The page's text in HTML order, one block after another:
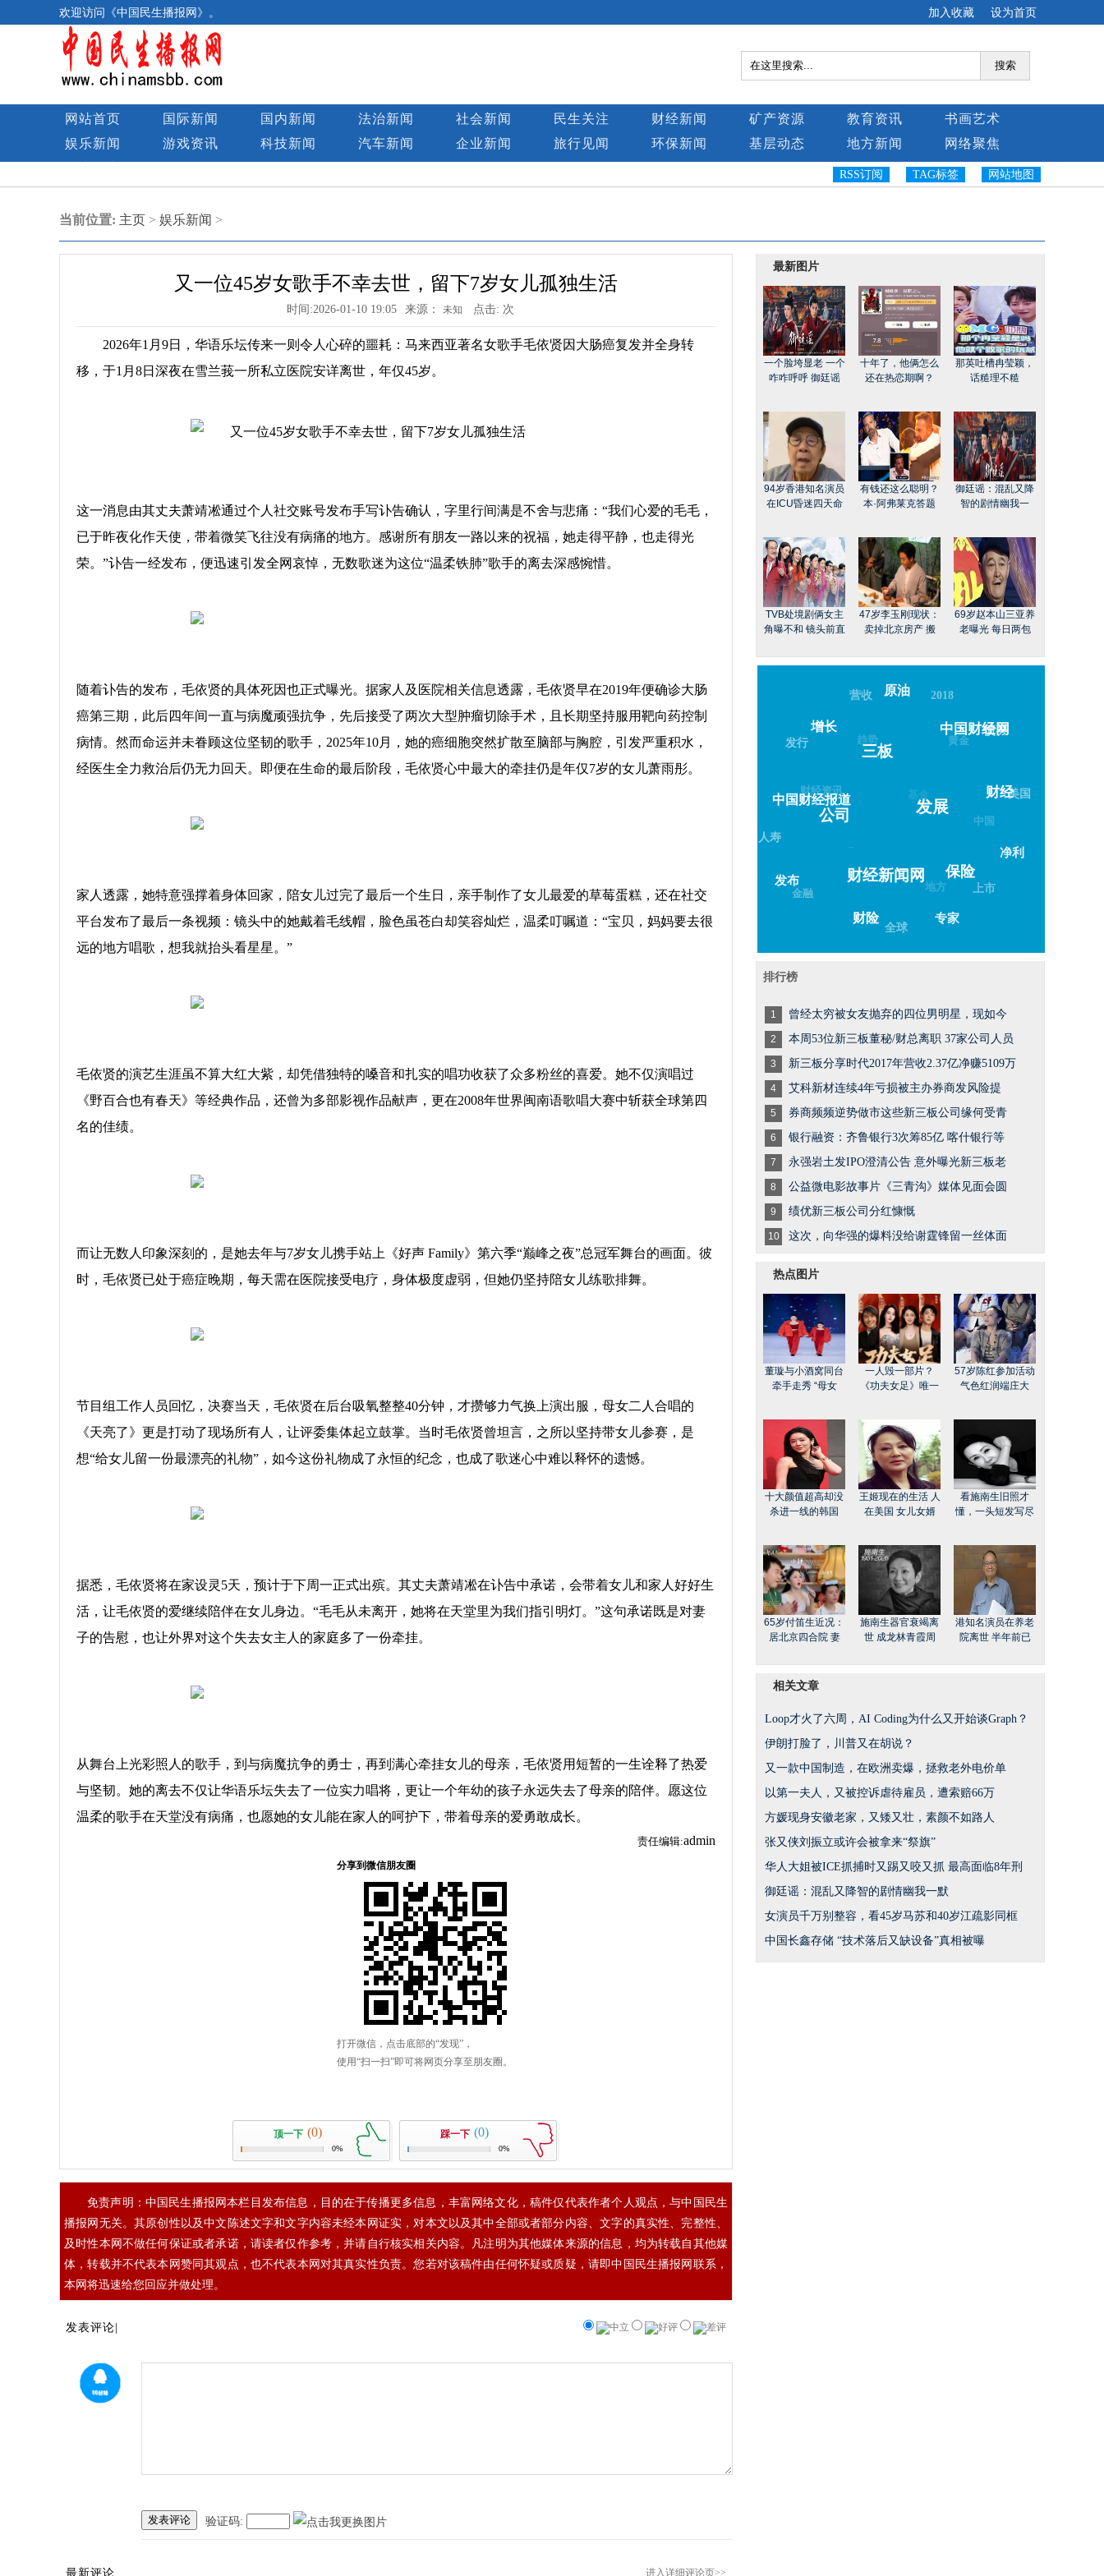
设为首页
加入收藏
欢迎访问《中国民生播报网》。
搜索
网站首页 国际新闻 国内新闻 法治新闻 社会新闻 民生关注 财经新闻 矿产资源 教育资讯
书画艺术
娱乐新闻
游戏资讯 科技新闻 汽车新闻 企业新闻 旅行见闻 环保新闻 基层动态 地方新闻
网络聚焦
网站地图
TAG标签
RSS订阅
当前位置: 主页 > 娱乐新闻 >
又一位45岁女歌手不幸去世，留下7岁女儿孤独生活
时间:2026-01-10 19:05 来源： 未知 点击: 次
2026年1月9日，华语乐坛传来一则令人心碎的噩耗：马来西亚著名女歌手毛依贤因大肠癌复发并全身转
移，于1月8日深夜在雪兰莪一所私立医院安详离世，年仅45岁。
这一消息由其丈夫萧靖凇通过个人社交账号发布手写讣告确认，字里行间满是不舍与悲痛：“我们心爱的毛毛，
已于昨夜化作天使，带着微笑飞往没有病痛的地方。感谢所有朋友一路以来的祝福，她走得平静，也走得光
荣。”讣告一经发布，便迅速引发全网哀悼，无数歌迷为这位“温柔铁肺”歌手的离去深感惋惜。
随着讣告的发布，毛依贤的具体死因也正式曝光。据家人及医院相关信息透露，毛依贤早在2019年便确诊大肠
癌第三期，此后四年间一直与病魔顽强抗争，先后接受了两次大型肿瘤切除手术，且长期坚持服用靶向药控制
病情。然而命运并未眷顾这位坚韧的歌手，2025年10月，她的癌细胞突然扩散至脑部与胸腔，引发严重积水，
经医生全力救治后仍无力回天。即便在生命的最后阶段，毛依贤心中最大的牵挂仍是年仅7岁的女儿萧雨彤。
家人透露，她特意强撑着身体回家，陪女儿过完了最后一个生日，亲手制作了女儿最爱的草莓蛋糕，还在社交
平台发布了最后一条视频：镜头中的她戴着毛线帽，脸色虽苍白却笑容灿烂，温柔叮嘱道：“宝贝，妈妈要去很
远的地方唱歌，想我就抬头看星星。”
毛依贤的演艺生涯虽不算大红大紫，却凭借独特的嗓音和扎实的唱功收获了众多粉丝的喜爱。她不仅演唱过
《野百合也有春天》等经典作品，还曾为多部影视作品献声，更在2008年世界闽南语歌唱大赛中斩获全球第四
名的佳绩。
而让无数人印象深刻的，是她去年与7岁女儿携手站上《好声 Family》第六季“巅峰之夜”总冠军舞台的画面。彼
时，毛依贤已处于癌症晚期，每天需在医院接受电疗，身体极度虚弱，但她仍坚持陪女儿练歌排舞。
节目组工作人员回忆，决赛当天，毛依贤在后台吸氧整整40分钟，才攒够力气换上演出服，母女二人合唱的
《天亮了》更是打动了现场所有人，让评委集体起立鼓掌。当时毛依贤曾坦言，之所以坚持带女儿参赛，是
想“给女儿留一份最漂亮的礼物”，如今这份礼物成了永恒的纪念，也成了歌迷心中难以释怀的遗憾。
据悉，毛依贤将在家设灵5天，预计于下周一正式出殡。其丈夫萧靖凇在讣告中承诺，会带着女儿和家人好好生
活，让毛依贤的爱继续陪伴在女儿身边。“毛毛从未离开，她将在天堂里为我们指引明灯。”这句承诺既是对妻
子的告慰，也让外界对这个失去女主人的家庭多了一份牵挂。
从舞台上光彩照人的歌手，到与病魔抗争的勇士，再到满心牵挂女儿的母亲，毛依贤用短暂的一生诠释了热爱
与坚韧。她的离去不仅让华语乐坛失去了一位实力唱将，更让一个年幼的孩子永远失去了母亲的陪伴。愿这位
温柔的歌手在天堂没有病痛，也愿她的女儿能在家人的呵护下，带着母亲的爱勇敢成长。
责任编辑:admin
顶一下 (0)
0%
踩一下 (0)
0%
免责声明：中国民生播报网本栏目发布信息，目的在于传播更多信息，丰富网络文化，稿件仅代表作者个人观点，与中国民生
播报网无关。其原创性以及中文陈述文字和文字内容未经本网证实，对本文以及其中全部或者部分内容、文字的真实性、完整性、
及时性本网不做任何保证或者承诺，请读者仅作参考，并请自行核实相关内容。凡注明为其他媒体来源的信息，均为转载自其他媒
体，转载并不代表本网赞同其观点，也不代表本网对其真实性负责。您若对该稿件由任何怀疑或质疑，请即中国民生播报网联系，
本网将迅速给您回应并做处理。
发表评论| 中立 好评 差评
发表评论 验证码:
最新评论 进入详细评论页>>
最新图片
一个脸垮显老 一个
咋咋呼呼 御廷谣
十年了，他俩怎么
还在热恋期啊？
那英吐槽冉莹颖，
话糙理不糙
94岁香港知名演员
在ICU昏迷四天命
有钱还这么聪明？
本·阿弗莱克答题
御廷谣：混乱又降
智的剧情幽我一
TVB处境剧俩女主
角曝不和 镜头前直
47岁李玉刚现状：
卖掉北京房产 搬
69岁赵本山三亚养
老曝光 每日两包
发布
财险
财经新闻网
公司
中国财经报道
人寿
金融
全球
专家
保险
发展
三板
增长
发行
财经资讯
地方 上市
净利
财经
中国财经网
原油
营收
趋势
基金
中国
美国
债券
2018
黄金
排行榜
1 曾经太穷被女友抛弃的四位男明星，现如今
2 本周53位新三板董秘/财总离职 37家公司人员
3 新三板分享时代2017年营收2.37亿净赚5109万
4 艾科新材连续4年亏损被主办券商发风险提
5 券商频频逆势做市这些新三板公司缘何受青
6 银行融资：齐鲁银行3次筹85亿 喀什银行等
7 永强岩土发IPO澄清公告 意外曝光新三板老
8 公益微电影故事片《三青沟》媒体见面会圆
9 绩优新三板公司分红慷慨
10 这次，向华强的爆料没给谢霆锋留一丝体面
热点图片
董璇与小酒窝同台
牵手走秀 “母女
一人毁一部片？
《功夫女足》唯一
57岁陈红参加活动
气色红润端庄大
十大颜值超高却没
杀进一线的韩国
王姬现在的生活 人
在美国 女儿女婿
看施南生旧照才
懂，一头短发写尽
65岁付笛生近况：
居北京四合院 妻
施南生器官衰竭离
世 成龙林青霞周
港知名演员在养老
院离世 半年前已
相关文章
Loop才火了六周，AI Coding为什么又开始谈Graph？
伊朗打脸了，川普又在胡说？
又一款中国制造，在欧洲卖爆，拯救老外电价单
以第一夫人，又被控诉虐待雇员，遭索赔66万
方媛现身安徽老家，又矮又壮，素颜不如路人
张又侠刘振立或许会被拿来“祭旗”
华人大姐被ICE抓捕时又踢又咬又抓 最高面临8年刑
御廷谣：混乱又降智的剧情幽我一默
女演员千万别整容，看45岁马苏和40岁江疏影同框
中国长鑫存储 “技术落后又缺设备”真相被曝